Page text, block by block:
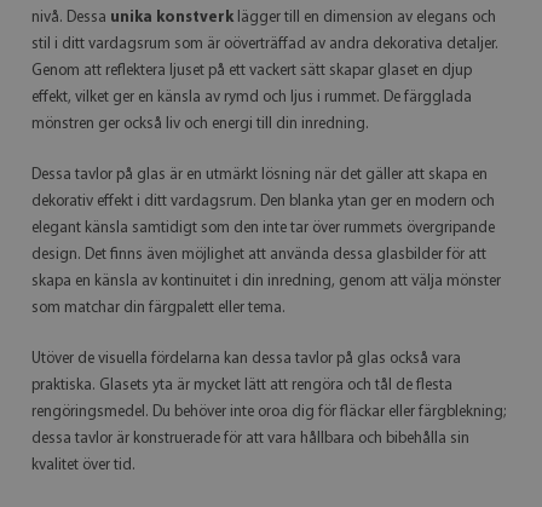
nivå. Dessa unika konstverk lägger till en dimension av elegans och
stil i ditt vardagsrum som är oöverträffad av andra dekorativa detaljer.
Genom att reflektera ljuset på ett vackert sätt skapar glaset en djup
effekt, vilket ger en känsla av rymd och ljus i rummet. De färgglada
mönstren ger också liv och energi till din inredning.
Dessa tavlor på glas är en utmärkt lösning när det gäller att skapa en
dekorativ effekt i ditt vardagsrum. Den blanka ytan ger en modern och
elegant känsla samtidigt som den inte tar över rummets övergripande
design. Det finns även möjlighet att använda dessa glasbilder för att
skapa en känsla av kontinuitet i din inredning, genom att välja mönster
som matchar din färgpalett eller tema.
Utöver de visuella fördelarna kan dessa tavlor på glas också vara
praktiska. Glasets yta är mycket lätt att rengöra och tål de flesta
rengöringsmedel. Du behöver inte oroa dig för fläckar eller färgblekning;
dessa tavlor är konstruerade för att vara hållbara och bibehålla sin
kvalitet över tid.